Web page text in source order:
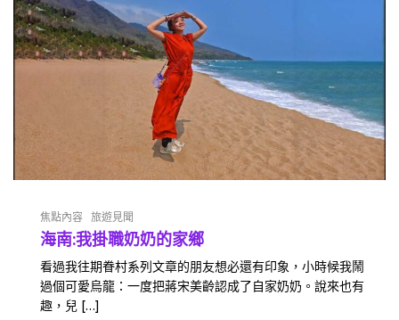
焦點內容 旅遊見聞
海南:我掛職奶奶的家鄉
看過我往期眷村系列文章的朋友想必還有印象，小時候我鬧
過個可愛烏龍：一度把蔣宋美齡認成了自家奶奶。說來也有
趣，兒 […]